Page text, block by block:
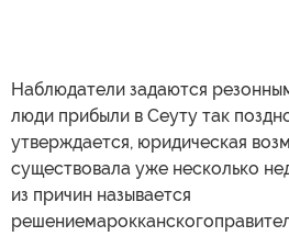
Наблюдатели задаются
люди прибыли в Сеуту так
утверждается, юридическая
существовала уже несколько
из причин называется